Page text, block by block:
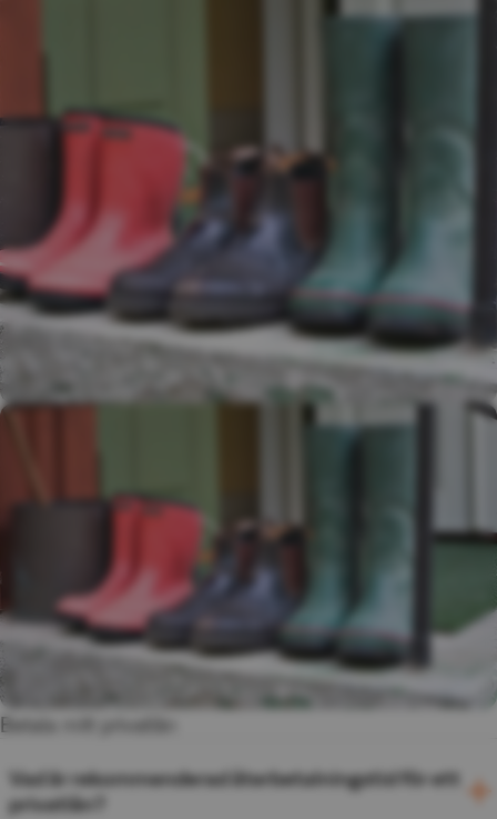
Betala mitt privatlån
Vad är rekommenderad återbetalningstid för ett
privatlån?